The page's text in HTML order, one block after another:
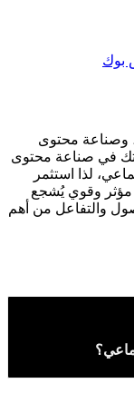
بوك
وصناعة محتوى
في صناعة محتوى
لذا استثمر
مؤثر وقوي يُشجع
والتفاعل من أهم